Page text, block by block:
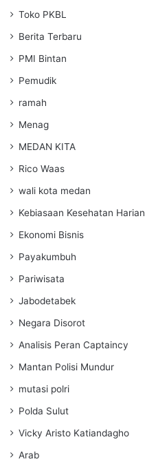
Toko PKBL
Berita Terbaru
PMI Bintan
Pemudik
ramah
Menag
MEDAN KITA
Rico Waas
wali kota medan
Kebiasaan Kesehatan Harian
Ekonomi Bisnis
Payakumbuh
Pariwisata
Jabodetabek
Negara Disorot
Analisis Peran Captaincy
Mantan Polisi Mundur
mutasi polri
Polda Sulut
Vicky Aristo Katiandagho
Arab